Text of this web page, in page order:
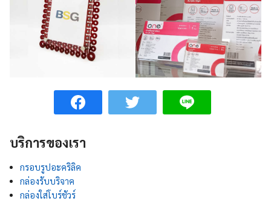
บริการของเรา
กรอบรูปอะคริลิค
กล่องรับบริจาค
กล่องใส่โบร์ชัวร์